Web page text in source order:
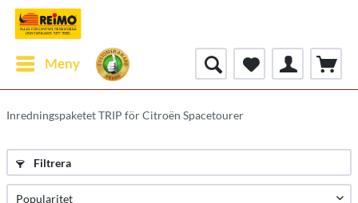
Meny
Inredningspaketet TRIP för Citroën Spacetourer
Filtrera